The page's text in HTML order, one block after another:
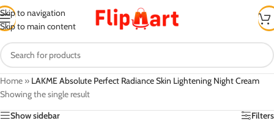
Skip to navigation
Skip to main content
Home » LAKME Absolute Perfect Radiance Skin Lightening Night Cream
Showing the single result
Show sidebar
Filters